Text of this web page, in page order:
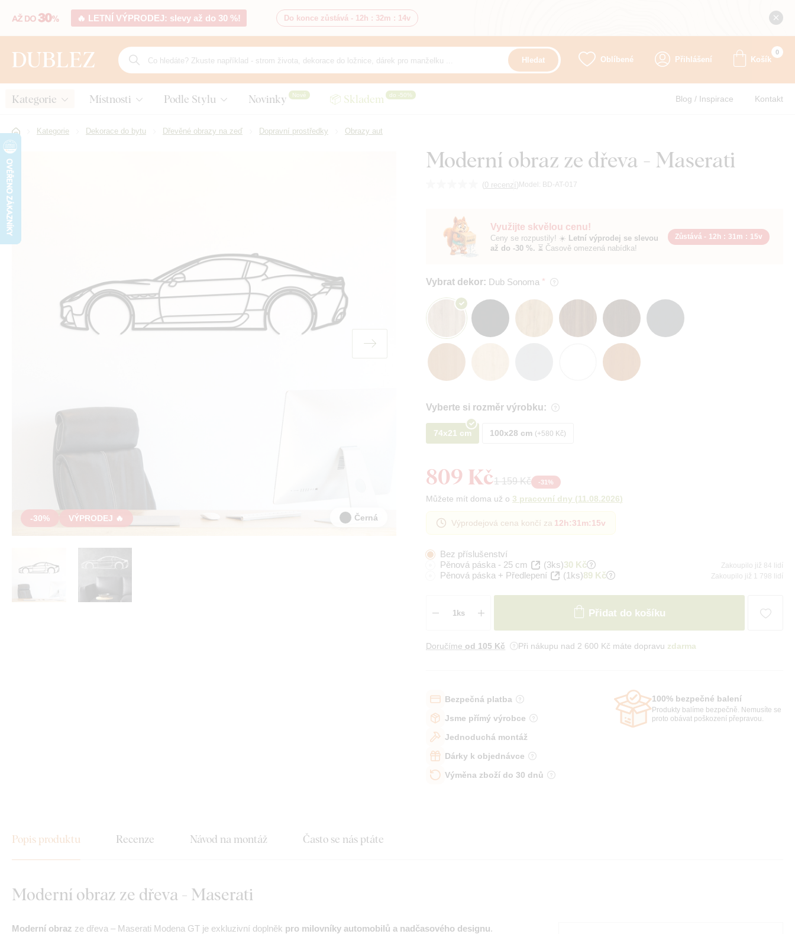
🔥 LETNÍ VÝPRODEJ: slevy až do 30 %! Do konce zůstává - 12h : 32m : 14v
Hledat Oblíbené Přihlášení Košík
0
Kategorie Místnosti Podle Stylu Novinky Nové 📦 Skladem do -50% Blog / Inspirace Kontakt
Kategorie Dekorace do bytu Dřevěné obrazy na zeď Dopravní prostředky Obrazy aut
Moderní obraz ze dřeva - Maserati
(0 recenzí) Model: BD-AT-017
-30% VÝPRODEJ 🔥 Černá
Využijte skvělou cenu!
Ceny se rozpustily! ☀️ Letní výprodej se slevou
až do -30 %. ⏳ Časově omezená nabídka!
Zůstává - 12h : 31m : 14v
Vybrat dekor: Dub Sonoma
Vyberte si rozměr výrobku:
74x21 cm 100x28 cm +580 Kč
809 Kč1 159 Kč -31%
Můžete mít doma už o 3 pracovní dny (11.08.2026)
Výprodejová cena končí za 12h:31m:14v
Bez příslušenství
Pěnová páska - 25 cm
(3ks)30 Kč Zakoupilo již 84 lidí
Pěnová páska + Předlepení (1ks)89 Kč Zakoupilo již 1 798 lidí
Přidat do košíku
Doručíme od 105 Kč Při nákupu nad 2 600 Kč máte dopravu zdarma
Bezpečná platba
Jsme přímý výrobce
Jednoduchá montáž
Dárky k objednávce
Výměna zboží do 30 dnů
100% bezpečné balení
Produkty balíme bezpečně. Nemusíte se
proto obávat poškození přepravou.
Popis produktu Recenze Návod na montáž Často se nás ptáte
Moderní obraz ze dřeva - Maserati
Moderní obraz ze dřeva – Maserati Modena GT je exkluzivní doplněk pro milovníky automobilů a nadčasového designu.